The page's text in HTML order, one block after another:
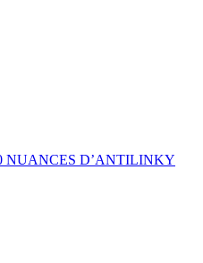
NUANCES D’ANTILINKY